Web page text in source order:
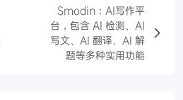
Smodin：AI写作平
台，包含 AI 检测、AI
写文、AI 翻译、AI 解
题等多种实用功能